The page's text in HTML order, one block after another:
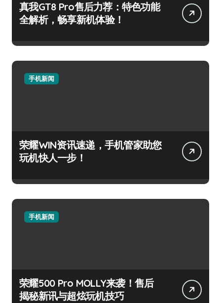
真我GT8 Pro售后力荐：特色功能
全解析，畅享新机体验！
手机新闻
荣耀WIN资讯速递，手机管家助您
玩机快人一步！
手机新闻
荣耀500 Pro MOLLY来袭！售后
揭秘新讯与超炫玩机技巧